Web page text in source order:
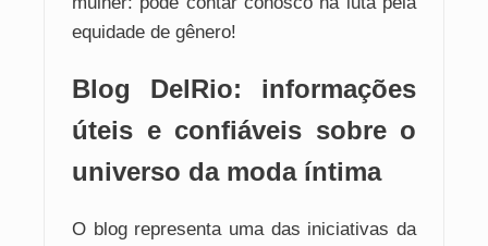
equidade de gênero!
Blog DelRio: informações
úteis e confiáveis sobre o
universo da moda íntima
O blog representa uma das iniciativas da